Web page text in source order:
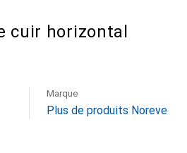
cuir horizontal
Marque
Plus de produits Noreve